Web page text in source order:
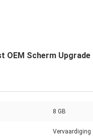
OEM Scherm
8 GB
Vervaardiging